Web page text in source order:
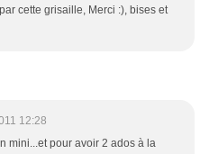
cette grisaille, Merci :), bises et
12:28
mini...et pour avoir 2 ados à la